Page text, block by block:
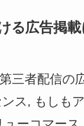
る広告掲
三者配信の
ンス, もしも